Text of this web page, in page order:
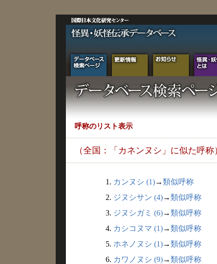
呼称のリスト表示
（全国：「カネンヌシ」に似た呼称
1. カンヌシ (1)→類似呼称
2. ジヌシサン (4)→類似呼称
3. ジヌシガミ (6)→類似呼称
4. カシコヌマ (1)→類似呼称
5. ホネノヌシ (1)→類似呼称
6. カワノヌシ (9)→類似呼称